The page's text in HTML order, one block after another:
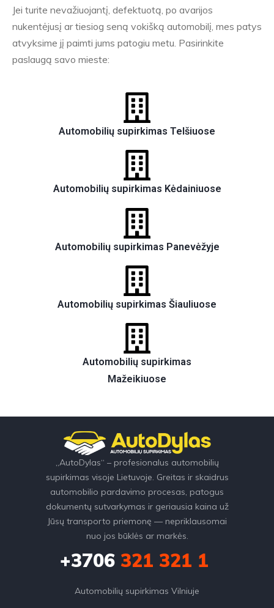
Jei turite nevažiuojantį, defektuotą, po avarijos
nukentėjusį ar tiesiog seną vokišką automobilį, mes patys
atvyksime jį paimti jums patogiu metu. Pasirinkite
paslaugą savo mieste:
Automobilių supirkimas Telšiuose
Automobilių supirkimas Kėdainiuose
Automobilių supirkimas Panevėžyje
Automobilių supirkimas Šiauliuose
Automobilių supirkimas
Mažeikiuose
„AutoDylas“ – profesionalus automobilių
supirkimas visoje Lietuvoje. Greitas ir skaidrus
automobilio pardavimo procesas, patogus
dokumentų sutvarkymas ir geriausia kaina už
Jūsų transporto priemonę — nepriklausomai
nuo jos būklės ar markės.
+3706321 321 1
Automobilių supirkimas Vilniuje